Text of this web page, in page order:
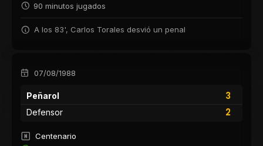
90 minutos jugados
A los 83', Carlos Torales desvió un penal
07/08/1988
Peñarol
3
2
Defensor
Centenario